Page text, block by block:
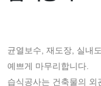
균열보수, 재도장, 실내
예쁘게 마무리합니다.
습식공사는 건축물의